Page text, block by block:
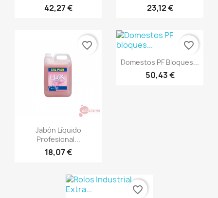
42,27 € 23,12 €
Vista rápida
Jabón Líquido
Profesional...
18,07 €
favorite_border
Vista rápida
Domestos PF Bloques...
50,43 €
favorite_border
favorite_border